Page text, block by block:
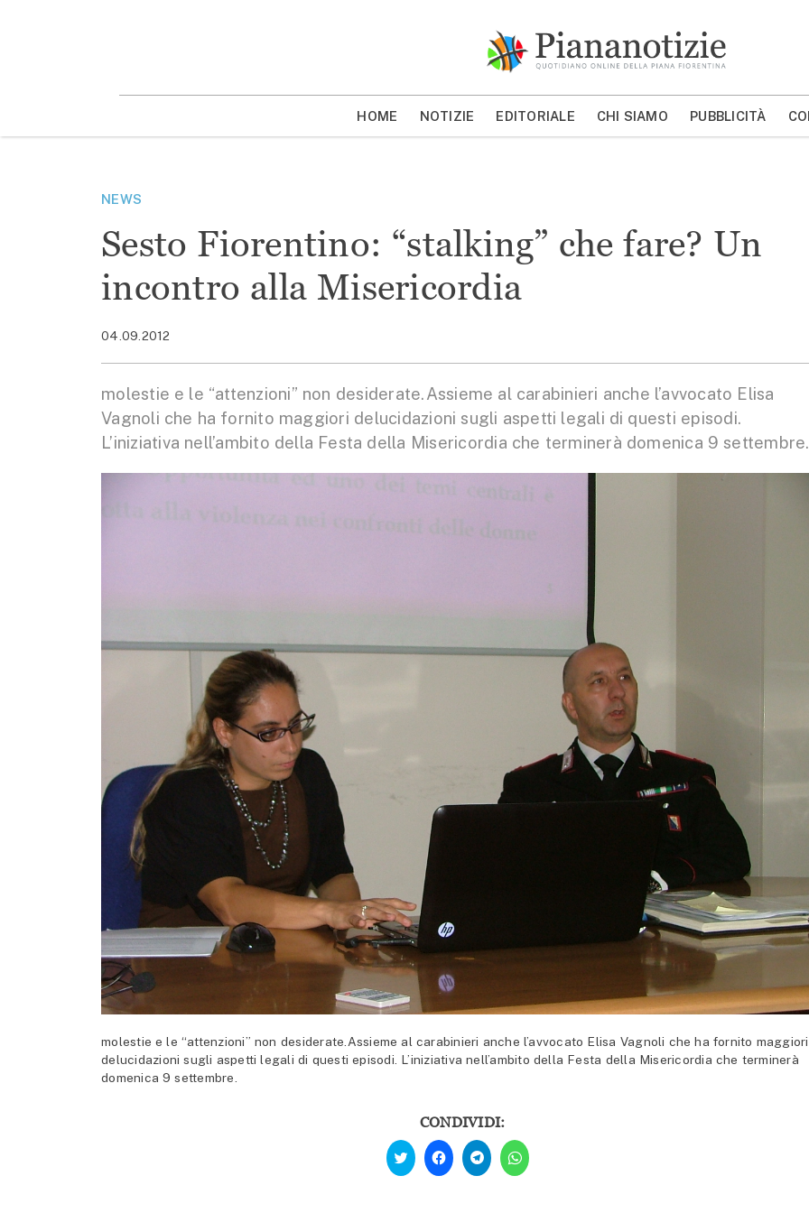
MOSTRA/NASCONDI CERCA
HOME NOTIZIE EDITORIALE CHI SIAMO PUBBLICITÀ
NEWS
Sesto Fiorentino: “stalking” che fare? Un
incontro alla Misericordia
04.09.2012
molestie e le “attenzioni” non desiderate.Assieme al carabinieri anche l’avvocato Elisa
Vagnoli che ha fornito maggiori delucidazioni sugli aspetti legali di questi episodi.
L’iniziativa nell’ambito della Festa della Misericordia che terminerà domenica 9 settembre.
molestie e le “attenzioni” non desiderate.Assieme al carabinieri anche l’avvocato Elisa Vagnoli che ha fornito maggiori
delucidazioni sugli aspetti legali di questi episodi. L’iniziativa nell’ambito della Festa della Misericordia che terminerà
domenica 9 settembre.
CONDIVIDI:
Fai
clic
qui
Fai
clic
per
condividere
Fai
clic
per
condividere
Fai
clic
per